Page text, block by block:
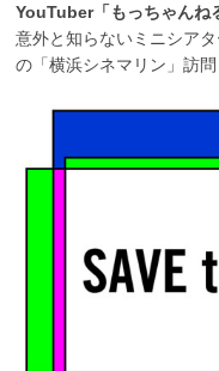
YouTuber「もっちゃんね
意外と知らないミニシア
の「横浜シネマリン」訪問